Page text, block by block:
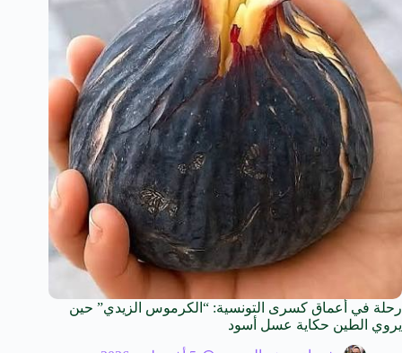
رحلة في أعماق كسرى التونسية: “الكرموس الزيدي” حين
يروي الطين حكاية عسل أسود